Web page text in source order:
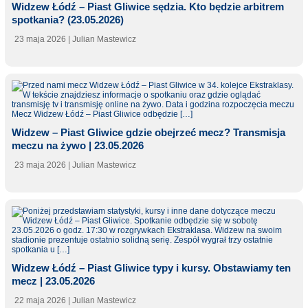
Widzew Łódź – Piast Gliwice sędzia. Kto będzie arbitrem
spotkania? (23.05.2026)
23 maja 2026 | Julian Mastewicz
Widzew – Piast Gliwice gdzie obejrzeć mecz? Transmisja
meczu na żywo | 23.05.2026
23 maja 2026 | Julian Mastewicz
Widzew Łódź – Piast Gliwice typy i kursy. Obstawiamy ten
mecz | 23.05.2026
22 maja 2026 | Julian Mastewicz